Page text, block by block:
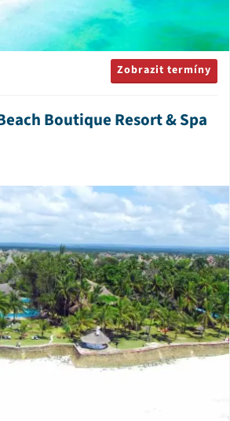
Zobrazit termíny
Boutique Resort & Spa